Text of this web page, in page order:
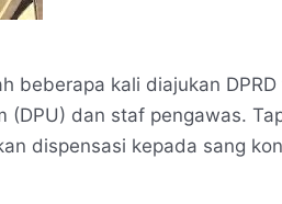
beberapa kali diajukan
dan staf pengawas.
dispensasi kepada sang